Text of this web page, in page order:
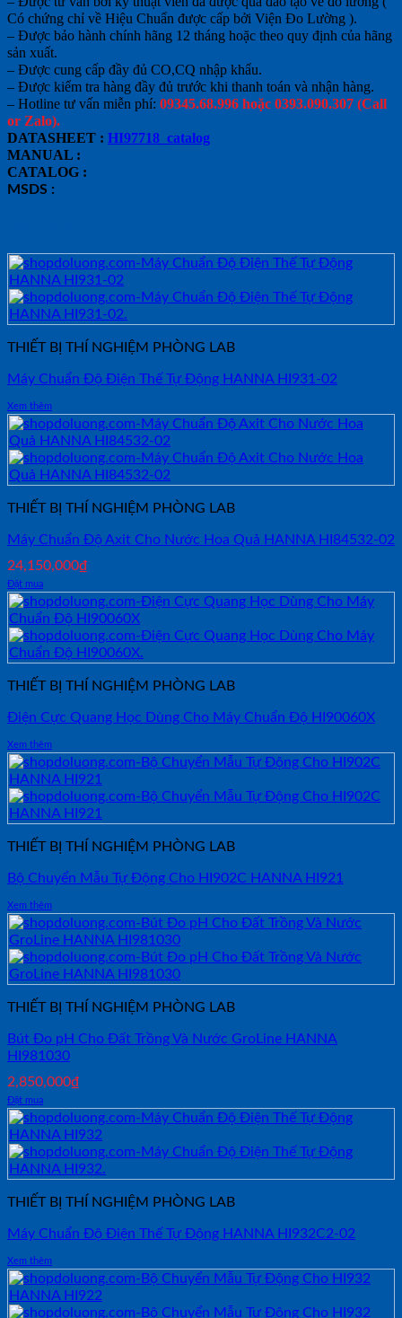
Có chứng chỉ về Hiệu Chuẩn được cấp bởi Viện Đo Lường ).
– Được bảo hành chính hãng 12 tháng hoặc theo quy định của hãng
sản xuất.
– Được cung cấp đầy đủ CO,CQ nhập khẩu.
– Được kiểm tra hàng đầy đủ trước khi thanh toán và nhận hàng.
– Hotline tư vấn miễn phí: 09345.68.996 hoặc 0393.090.307 (Call
or Zalo).
DATASHEET : HI97718_catalog
MANUAL :
CATALOG :
MSDS :
THIẾT BỊ THÍ NGHIỆM PHÒNG LAB
Máy Chuẩn Độ Điện Thế Tự Động HANNA HI931-02
Xem thêm
THIẾT BỊ THÍ NGHIỆM PHÒNG LAB
Máy Chuẩn Độ Axit Cho Nước Hoa Quả HANNA HI84532-02
24,150,000₫
Đặt mua
THIẾT BỊ THÍ NGHIỆM PHÒNG LAB
Điện Cực Quang Học Dùng Cho Máy Chuẩn Độ HI90060X
Xem thêm
THIẾT BỊ THÍ NGHIỆM PHÒNG LAB
Bộ Chuyển Mẫu Tự Động Cho HI902C HANNA HI921
Xem thêm
THIẾT BỊ THÍ NGHIỆM PHÒNG LAB
Bút Đo pH Cho Đất Trồng Và Nước GroLine HANNA
HI981030
2,850,000₫
Đặt mua
THIẾT BỊ THÍ NGHIỆM PHÒNG LAB
Máy Chuẩn Độ Điện Thế Tự Động HANNA HI932C2-02
Xem thêm